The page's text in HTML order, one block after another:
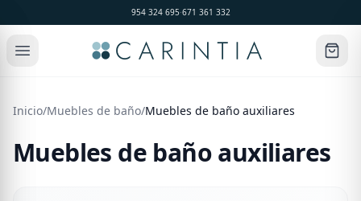
954 324 695·671 361 332
Inicio/Muebles de baño/Muebles de baño auxiliares
Muebles de baño auxiliares